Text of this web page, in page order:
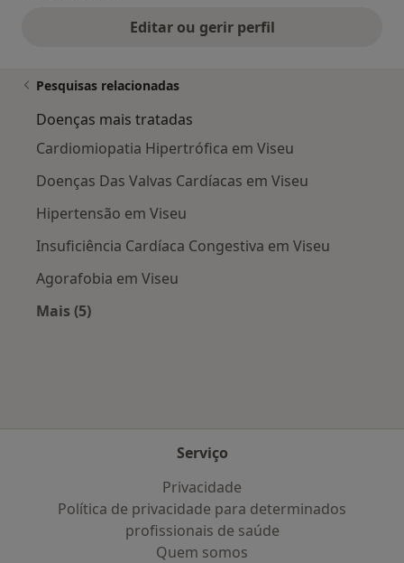
Editar ou gerir perfil
Pesquisas relacionadas
Doenças mais tratadas
Cardiomiopatia Hipertrófica em Viseu
Doenças Das Valvas Cardíacas em Viseu
Hipertensão em Viseu
Insuficiência Cardíaca Congestiva em Viseu
Agorafobia em Viseu
Mais (5)
Serviço
Privacidade
Política de privacidade para determinados
profissionais de saúde
Quem somos